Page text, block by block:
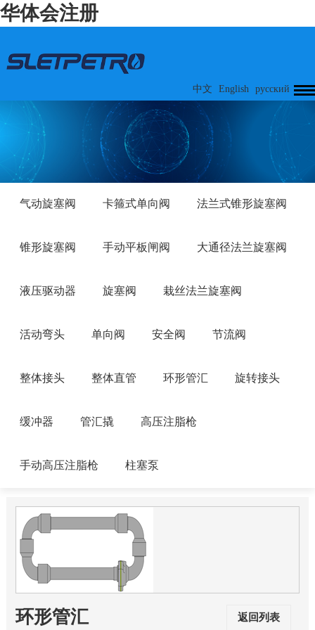
华体会注册
中文 English русский
气动旋塞阀 卡箍式单向阀 法兰式锥形旋塞阀
锥形旋塞阀 手动平板闸阀 大通径法兰旋塞阀
液压驱动器 旋塞阀 栽丝法兰旋塞阀
活动弯头 单向阀 安全阀 节流阀
整体接头 整体直管 环形管汇 旋转接头
缓冲器 管汇撬 高压注脂枪
手动高压注脂枪 柱塞泵
环形管汇 返回列表